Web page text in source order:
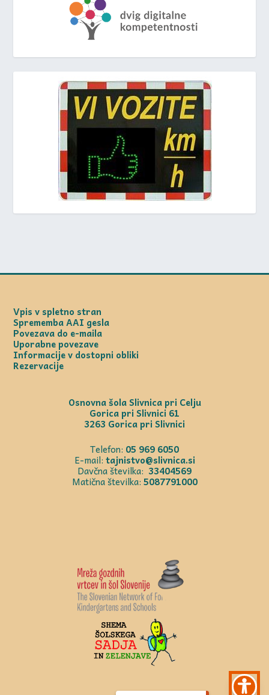
Vpis v spletno stran
Sprememba AAI gesla
Povezava do e-maila
Uporabne povezave
Informacije v dostopni obliki
Rezervacije
Osnovna šola Slivnica pri Celju
Gorica pri Slivnici 61
3263 Gorica pri Slivnici
Telefon: 05 969 6050
E-mail: tajnistvo@slivnica.si
Davčna številka: 33404569
Matična številka: 5087791000